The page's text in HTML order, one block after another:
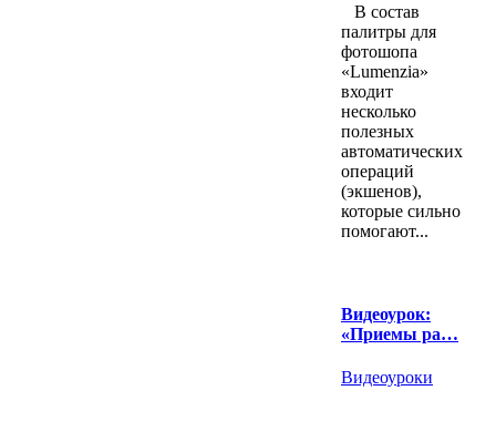
В состав
палитры для
фотошопа
«Lumenzia»
входит
несколько
полезных
автоматических
операций
(экшенов),
которые сильно
помогают...
Видеоурок:
«Приемы ра…
Видеоуроки